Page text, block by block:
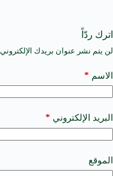
اترك ردّاً
لن يتم نشر عنوان بريدك الإلكتروني.
الاسم *
البريد الإلكتروني *
الموقع
A
t
e
a
t
i
e
: